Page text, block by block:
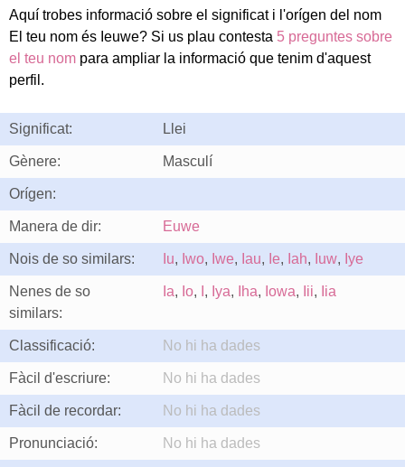
Aquí trobes informació sobre el significat i l'orígen del nom
El teu nom és Ieuwe? Si us plau contesta 5 preguntes sobre
el teu nom para ampliar la informació que tenim d'aquest
perfil.
Significat: Llei
Gènere: Masculí
Orígen:
Manera de dir: Euwe
Nois de so similars: Iu, Iwo, Iwe, Iau, Ie, Iah, Iuw, Iye
Nenes de so
similars:
Ia, Io, , Iya, Iha, Iowa, Iii, Iia
Classificació: No hi ha dades
Fàcil d'escriure: No hi ha dades
Fàcil de recordar: No hi ha dades
Pronunciació: No hi ha dades